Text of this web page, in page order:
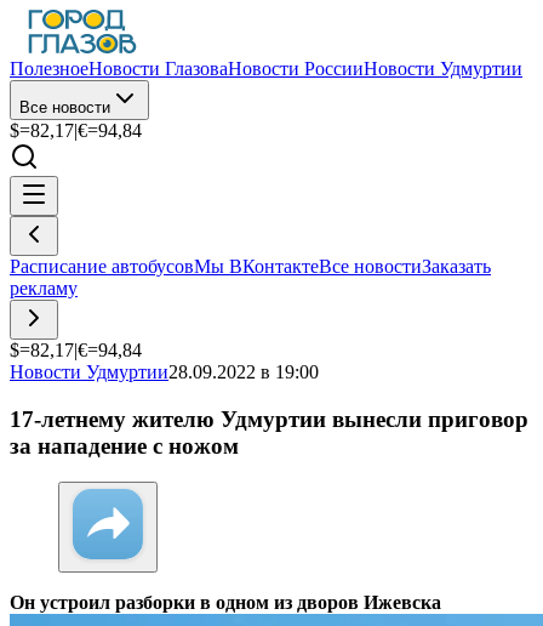
ПолезноеНовости ГлазоваНовости РоссииНовости Удмуртии
Все новости
$=82,17|€=94,84
Расписание автобусовМы ВКонтактеВсе новостиЗаказать
рекламу
$=82,17|€=94,84
Новости Удмуртии28.09.2022 в 19:00
17-летнему жителю Удмуртии вынесли приговор
за нападение с ножом
Он устроил разборки в одном из дворов Ижевска